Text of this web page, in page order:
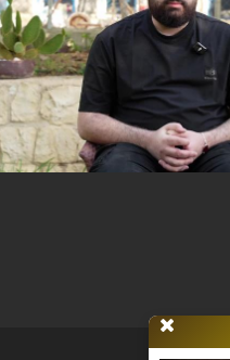
شجاعٌ للحياة تحت وطأة الحرب، حيث
التفجيرات والدمار، فنرى بعيونهم